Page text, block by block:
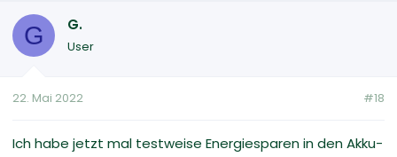
G G.
User
22. Mai 2022 #18
Ich habe jetzt mal testweise Energiesparen in den Akku-